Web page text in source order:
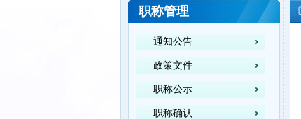
职称管理
通知公告
政策文件
职称公示
职称确认